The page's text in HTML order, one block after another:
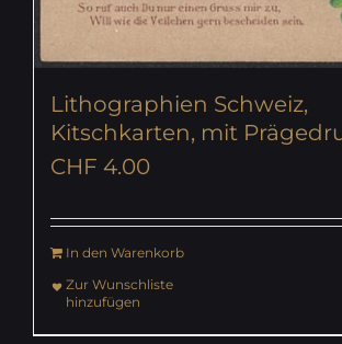
Lithographien Schweiz,
Kitschkarten, mit
CHF 4.00
In den Warenkorb
Zur Wunschliste
hinzufügen